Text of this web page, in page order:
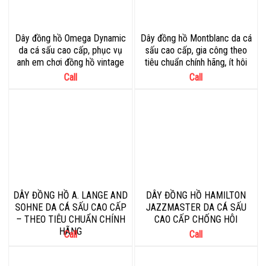
Dây đồng hồ Omega Dynamic
da cá sấu cao cấp, phục vụ
anh em chơi đồng hồ vintage
Call
Dây đồng hồ Montblanc da cá
sấu cao cấp, gia công theo
tiêu chuẩn chính hãng, ít hôi
Call
DÂY ĐỒNG HỒ A. LANGE AND
SOHNE DA CÁ SẤU CAO CẤP
– THEO TIÊU CHUẨN CHÍNH
HÃNG
Call
DÂY ĐỒNG HỒ HAMILTON
JAZZMASTER DA CÁ SẤU
CAO CẤP CHỐNG HÔI
Call